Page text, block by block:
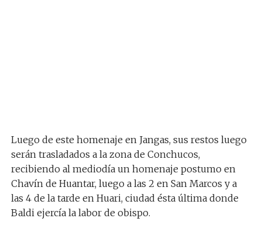
Luego de este homenaje en Jangas, sus restos luego
serán trasladados a la zona de Conchucos,
recibiendo al mediodía un homenaje postumo en
Chavín de Huantar, luego a las 2 en San Marcos y a
las 4 de la tarde en Huari, ciudad ésta última donde
Baldi ejercía la labor de obispo.